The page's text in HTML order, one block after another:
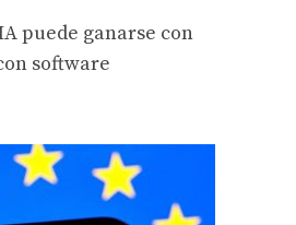
puede ganarse con
software